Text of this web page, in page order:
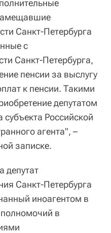
Санкт-Петербурга
с
Санкт-Петербурга,
пенсии за выслугу
к пенсии. Такими
депутатом
субъекта Российской
агента", –
записке.
депутат
Санкт-Петербурга
иноагентом в
в